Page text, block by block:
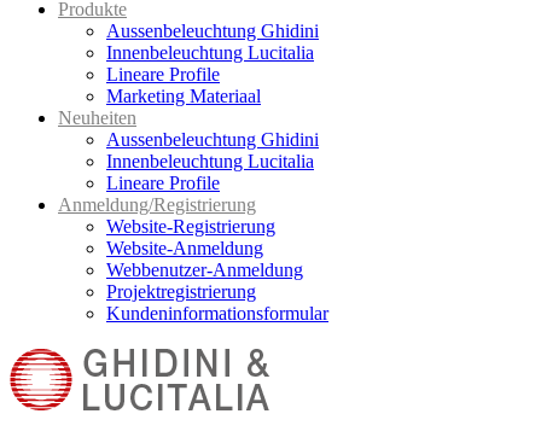
Produkte
Aussenbeleuchtung Ghidini
Innenbeleuchtung Lucitalia
Lineare Profile
Marketing Materiaal
Neuheiten
Aussenbeleuchtung Ghidini
Innenbeleuchtung Lucitalia
Lineare Profile
Anmeldung/Registrierung
Website-Registrierung
Website-Anmeldung
Webbenutzer-Anmeldung
Projektregistrierung
Kundeninformationsformular